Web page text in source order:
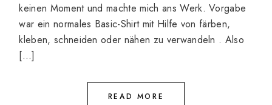
keinen Moment und machte mich ans Werk. Vorgabe
war ein normales Basic-Shirt mit Hilfe von färben,
kleben, schneiden oder nähen zu verwandeln . Also
[…]
READ MORE